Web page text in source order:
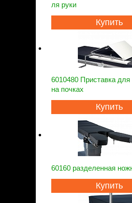
ля руки
Купить
6010480 Приставка для
на почках
Купить
60160 разделенная
Купить